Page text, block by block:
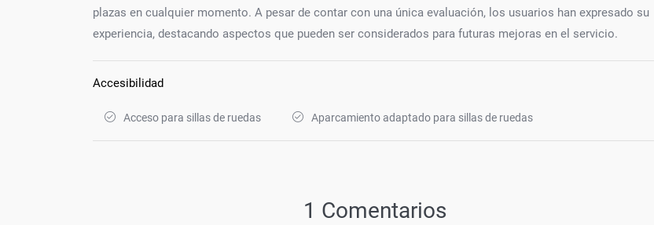
plazas en cualquier momento. A pesar de contar con una única evaluación, los usuarios han expresado su
experiencia, destacando aspectos que pueden ser considerados para futuras mejoras en el servicio.
Accesibilidad
Acceso para sillas de ruedas Aparcamiento adaptado para sillas de ruedas
1 Comentarios